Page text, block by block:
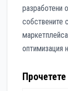
разработени
собствените
оптимизация